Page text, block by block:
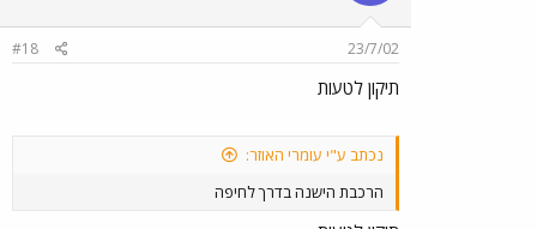
23/7/02
#18
תיקון לטעות
נכתב ע"י עומרי האוזר:
הרכבת הישנה בדרך לחיפה